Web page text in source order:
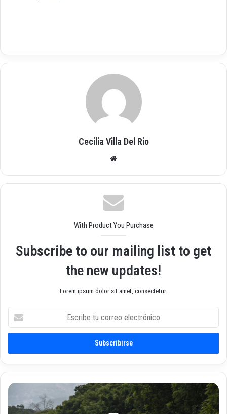
Cecilia Villa Del Rio
we
With Product You Purchase
Subscribe to our mailing list to get
the new updates!
Lorem ipsum dolor sit amet, consectetur.
c
i
b
t
c
L
r